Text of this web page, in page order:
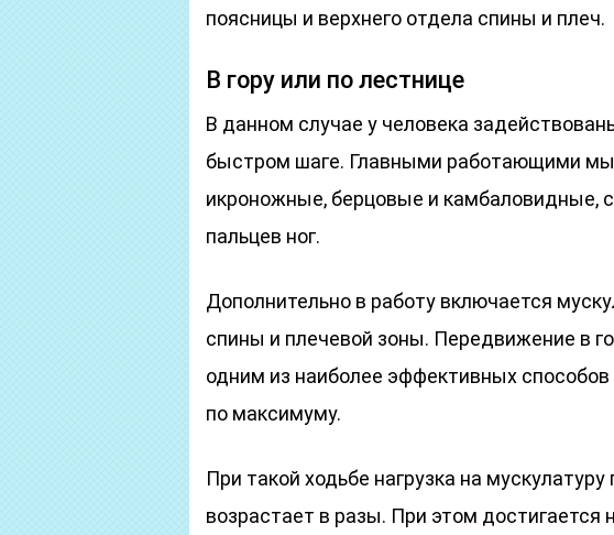
поясницы и верхнего отдела спины и плеч.
В гору или по лестнице
В данном случае у человека
быстром шаге. Главными работающими
икроножные, берцовые и камбаловидные,
пальцев ног.
Дополнительно в работу включается
спины и плечевой зоны. Передвижение в
одним из наиболее эффективных
по максимуму.
При такой ходьбе нагрузка на
возрастает в разы. При этом достигается